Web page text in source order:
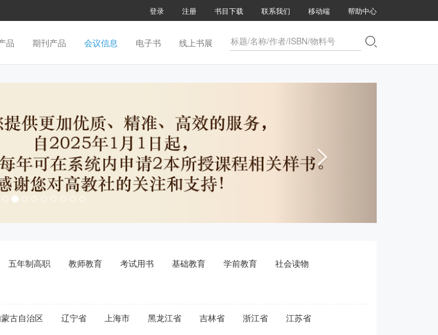
登录 注册 书目下载 联系我们 移动端 帮助中心
品 期刊产品 会议信息 电子书 线上书展 

五年制高职 教师教育 考试用书 基础教育 学前教育 社会读物
古自治区 辽宁省 上海市 黑龙江省 吉林省 浙江省 江苏省